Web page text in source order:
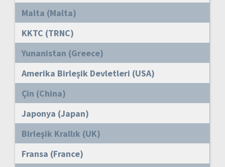
Malta (Malta)
KKTC (TRNC)
Yunanistan (Greece)
Amerika Birleşik Devletleri (USA)
Çin (China)
Japonya (Japan)
Birleşik Krallık (UK)
Fransa (France)